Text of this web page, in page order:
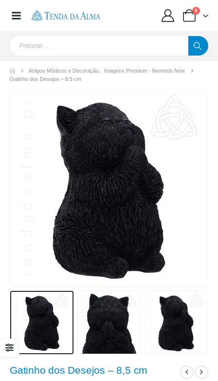
0
Artigos Místicos e Decoração
Imagens Premium - Nemesis Now
Gatinho dos Desejos – 8,5 cm
Gatinho dos Desejos – 8,5 cm